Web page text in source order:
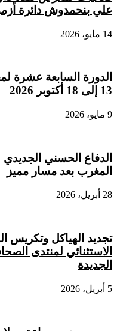
علي بنحمدوش دائرة
14 مايو، 2026
الدورة السابعة عشرة
13 إلى 18 أكتوبر 2026
9 مايو، 2026
الدفاع الحسني
المغرب بعد مسار مميز
28 أبريل، 2026
تجديد الهياكل وتكريس
الاستثنائي لمنتدى
الجديدة
5 أبريل، 2026